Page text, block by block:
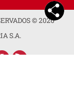
©2026
S.A.